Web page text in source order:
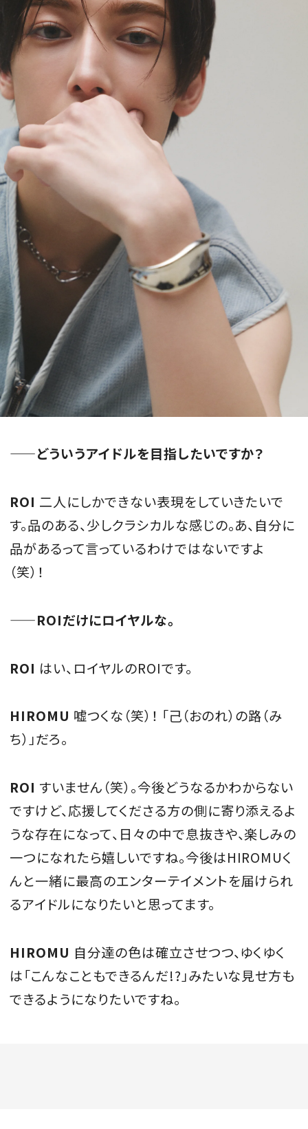
——どういうアイドルを目指したいですか？
ROI 二人にしかできない表現をしていきたいで
す。品のある、少しクラシカルな感じの。あ、自分に
品があるって言っているわけではないですよ
（笑）！
——ROIだけにロイヤルな。
ROI はい、ロイヤルのROIです。
HIROMU 嘘つくな（笑）！ 「己（おのれ）の路（み
ち）」だろ。
ROI すいません（笑）。今後どうなるかわからない
ですけど、応援してくださる方の側に寄り添えるよ
うな存在になって、日々の中で息抜きや、楽しみの
一つになれたら嬉しいですね。今後はHIROMUく
んと一緒に最高のエンターテイメントを届けられ
るアイドルになりたいと思ってます。
HIROMU 自分達の色は確立させつつ、ゆくゆく
は「こんなこともできるんだ!?」みたいな見せ方も
できるようになりたいですね。